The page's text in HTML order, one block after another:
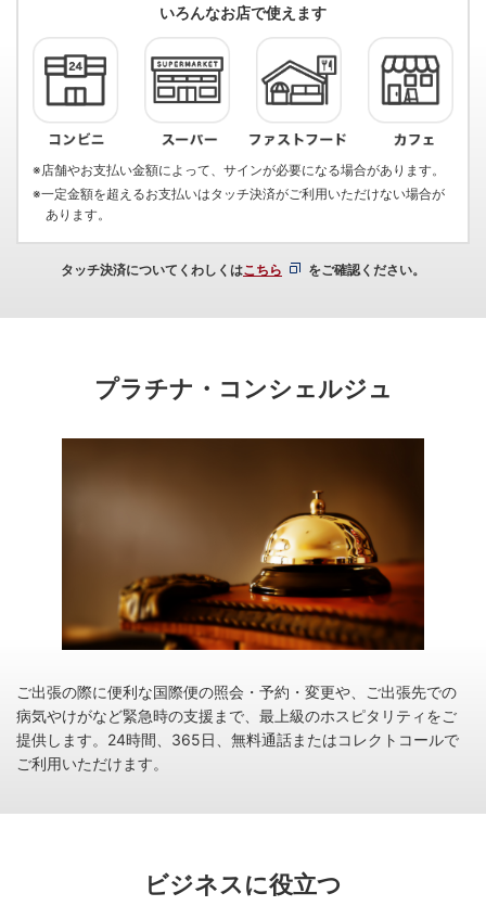
いろんなお店で使えます
※店舗やお支払い金額によって、サインが必要になる場合があります。
※一定金額を超えるお支払いはタッチ決済がご利用いただけない場合が
あります。
タッチ決済についてくわしくはこちら をご確認ください。
プラチナ・コンシェルジュ
ご出張の際に便利な国際便の照会・予約・変更や、ご出張先での
病気やけがなど緊急時の支援まで、最上級のホスピタリティをご
提供します。24時間、365日、無料通話またはコレクトコールで
ご利用いただけます。
ビジネスに役立つ